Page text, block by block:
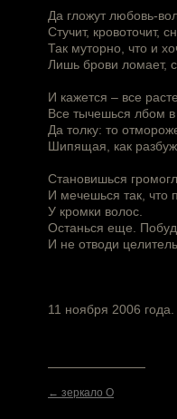
Да гложут любовь-
Стучит, кровоточит,
Так муторно, что и
Лишь брови ломает,
И кажется – все
Все тычешься лбом
Да толку: то
Шипящая, как
Становишься
И мечешься так, что
У кромки волос.
Останься еще.
И не отводи
11 ноября 2006 года.
← зеркало О